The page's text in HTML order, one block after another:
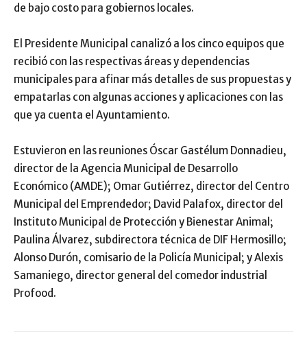
de bajo costo para gobiernos locales.
El Presidente Municipal canalizó a los cinco equipos que
recibió con las respectivas áreas y dependencias
municipales para afinar más detalles de sus propuestas y
empatarlas con algunas acciones y aplicaciones con las
que ya cuenta el Ayuntamiento.
Estuvieron en las reuniones Óscar Gastélum Donnadieu,
director de la Agencia Municipal de Desarrollo
Económico (AMDE); Omar Gutiérrez, director del Centro
Municipal del Emprendedor; David Palafox, director del
Instituto Municipal de Protección y Bienestar Animal;
Paulina Álvarez, subdirectora técnica de DIF Hermosillo;
Alonso Durón, comisario de la Policía Municipal; y Alexis
Samaniego, director general del comedor industrial
Profood.